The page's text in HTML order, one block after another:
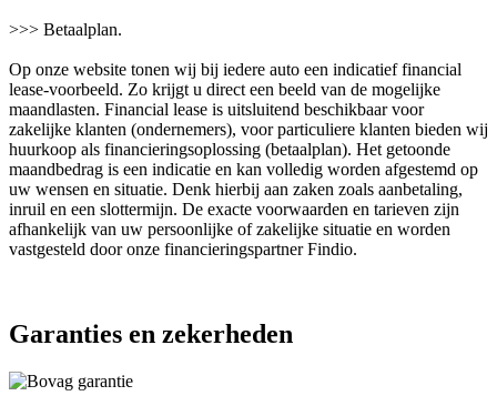
>>> Betaalplan.
Op onze website tonen wij bij iedere auto een indicatief financial
lease-voorbeeld. Zo krijgt u direct een beeld van de mogelijke
maandlasten. Financial lease is uitsluitend beschikbaar voor
zakelijke klanten (ondernemers), voor particuliere klanten bieden wij
huurkoop als financieringsoplossing (betaalplan). Het getoonde
maandbedrag is een indicatie en kan volledig worden afgestemd op
uw wensen en situatie. Denk hierbij aan zaken zoals aanbetaling,
inruil en een slottermijn. De exacte voorwaarden en tarieven zijn
afhankelijk van uw persoonlijke of zakelijke situatie en worden
vastgesteld door onze financieringspartner Findio.
Garanties en zekerheden